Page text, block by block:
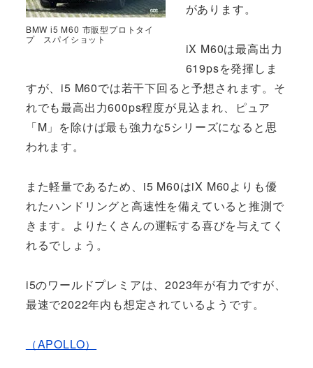
BMW i5 M60 市販型プロトタイ
プ スパイショット
があります。
iX M60は最高出力
619psを発揮しま
すが、i5 M60では若干下回ると予想されます。そ
れでも最高出力600ps程度が見込まれ、ピュア
「M」を除けば最も強力な5シリーズになると思
われます。
また軽量であるため、i5 M60はiX M60よりも優
れたハンドリングと高速性を備えていると推測で
きます。よりたくさんの運転する喜びを与えてく
れるでしょう。
i5のワールドプレミアは、2023年が有力ですが、
最速で2022年内も想定されているようです。
（APOLLO）